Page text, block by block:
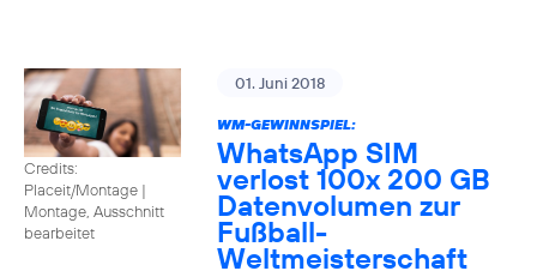
Credits:
Placeit/Montage |
Montage, Ausschnitt
bearbeitet
01. Juni 2018
WM-GEWINNSPIEL:
WhatsApp SIM
verlost 100x 200 GB
Datenvolumen zur
Fußball-
Weltmeisterschaft